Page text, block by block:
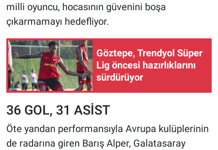
milli oyuncu, hocasının güvenini boşa
çıkarmamayı hedefliyor.
Göztepe, Trendyol Süper
Lig öncesi hazırlıklarını
sürdürüyor
36 GOL, 31 ASİST
Öte yandan performansıyla Avrupa kulüplerinin
de radarına giren Barış Alper, Galatasaray